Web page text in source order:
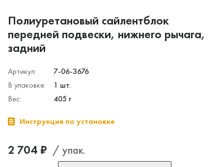
Полиуретановый сайлентблок
передней подвески, нижнего рычага,
задний
Артикул:
7-06-3676
В упаковке:
1 шт.
Вес:
405 г
Инструкция по установке
2 704 ₽ / упак.